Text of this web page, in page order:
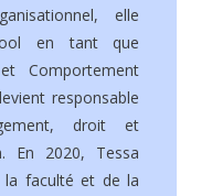
elle
en tant que
Comportement
responsable
droit et
En 2020, Tessa
la faculté et de la